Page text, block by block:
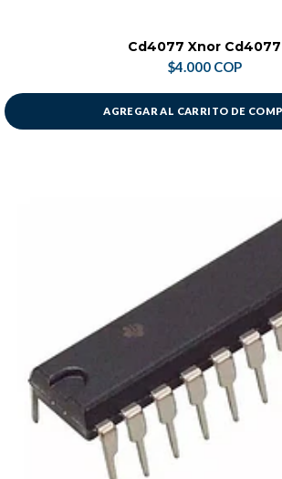
Cd4077 Xnor Cd4077
$4.000 COP
AGREGAR AL CARRITO DE